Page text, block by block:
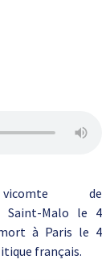
vicomte de
Saint-Malo le 4
à Paris le 4
français.